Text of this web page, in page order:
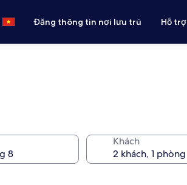
Đăng thông tin nơi lưu trú Hỗ trợ
Khách